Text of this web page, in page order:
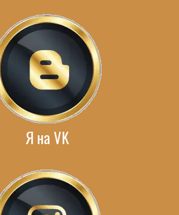
Я на VK